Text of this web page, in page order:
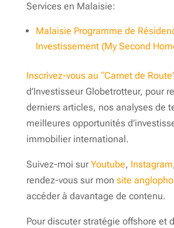
Services en Malaisie:
Malaisie Programme de
Investissement (My Second
Inscrivez-vous au “Carnet de
d’Investisseur Globetrotteur, pour
derniers articles, nos analyses de
meilleures opportunités
immobilier international.
Suivez-moi surYoutube, Instagram,
rendez-vous sur mon site
accéder à davantage de contenu.
Pour discuter stratégie offshore et